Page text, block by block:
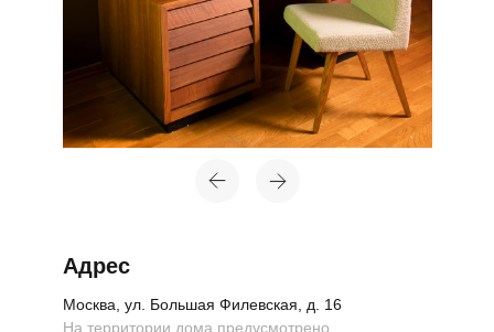
Москва, ул. Большая Филевская, д. 16
Адрес
На территории дома предусмотрено